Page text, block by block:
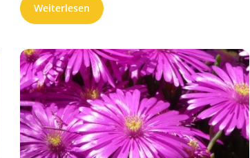
Weiterlesen